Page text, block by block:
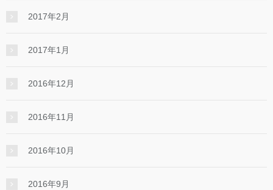
2017年2月
2017年1月
2016年12月
2016年11月
2016年10月
2016年9月